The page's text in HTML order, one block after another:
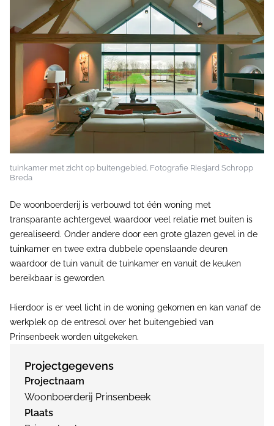
tuinkamer met zicht op buitengebied. Fotografie Riesjard Schropp
Breda
De woonboerderij is verbouwd tot één woning met
transparante achtergevel waardoor veel relatie met buiten is
gerealiseerd. Onder andere door een grote glazen gevel in de
tuinkamer en twee extra dubbele openslaande deuren
waardoor de tuin vanuit de tuinkamer en vanuit de keuken
bereikbaar is geworden.
Hierdoor is er veel licht in de woning gekomen en kan vanaf de
werkplek op de entresol over het buitengebied van
Prinsenbeek worden uitgekeken.
Projectgegevens
Projectnaam
Woonboerderij Prinsenbeek
Plaats